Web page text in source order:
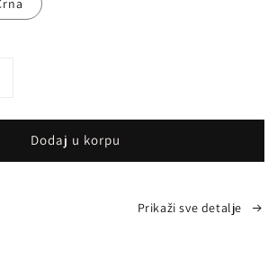
EMERALDDodaj u korpu
Prikaži sve detalje